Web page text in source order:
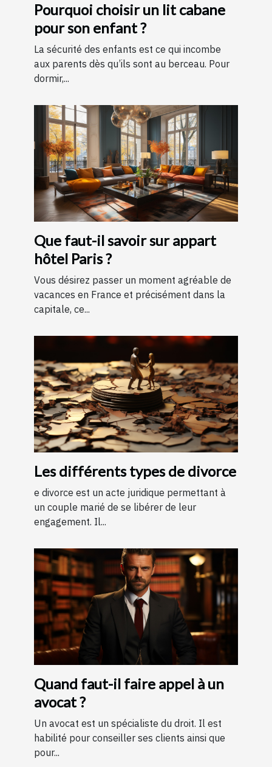
Pourquoi choisir un lit cabane
pour son enfant ?
La sécurité des enfants est ce qui incombe
aux parents dès qu’ils sont au berceau. Pour
dormir,...
Que faut-il savoir sur appart
hôtel Paris ?
Vous désirez passer un moment agréable de
vacances en France et précisément dans la
capitale, ce...
Les différents types de divorce
e divorce est un acte juridique permettant à
un couple marié de se libérer de leur
engagement. Il...
Quand faut-il faire appel à un
avocat ?
Un avocat est un spécialiste du droit. Il est
habilité pour conseiller ses clients ainsi que
pour...